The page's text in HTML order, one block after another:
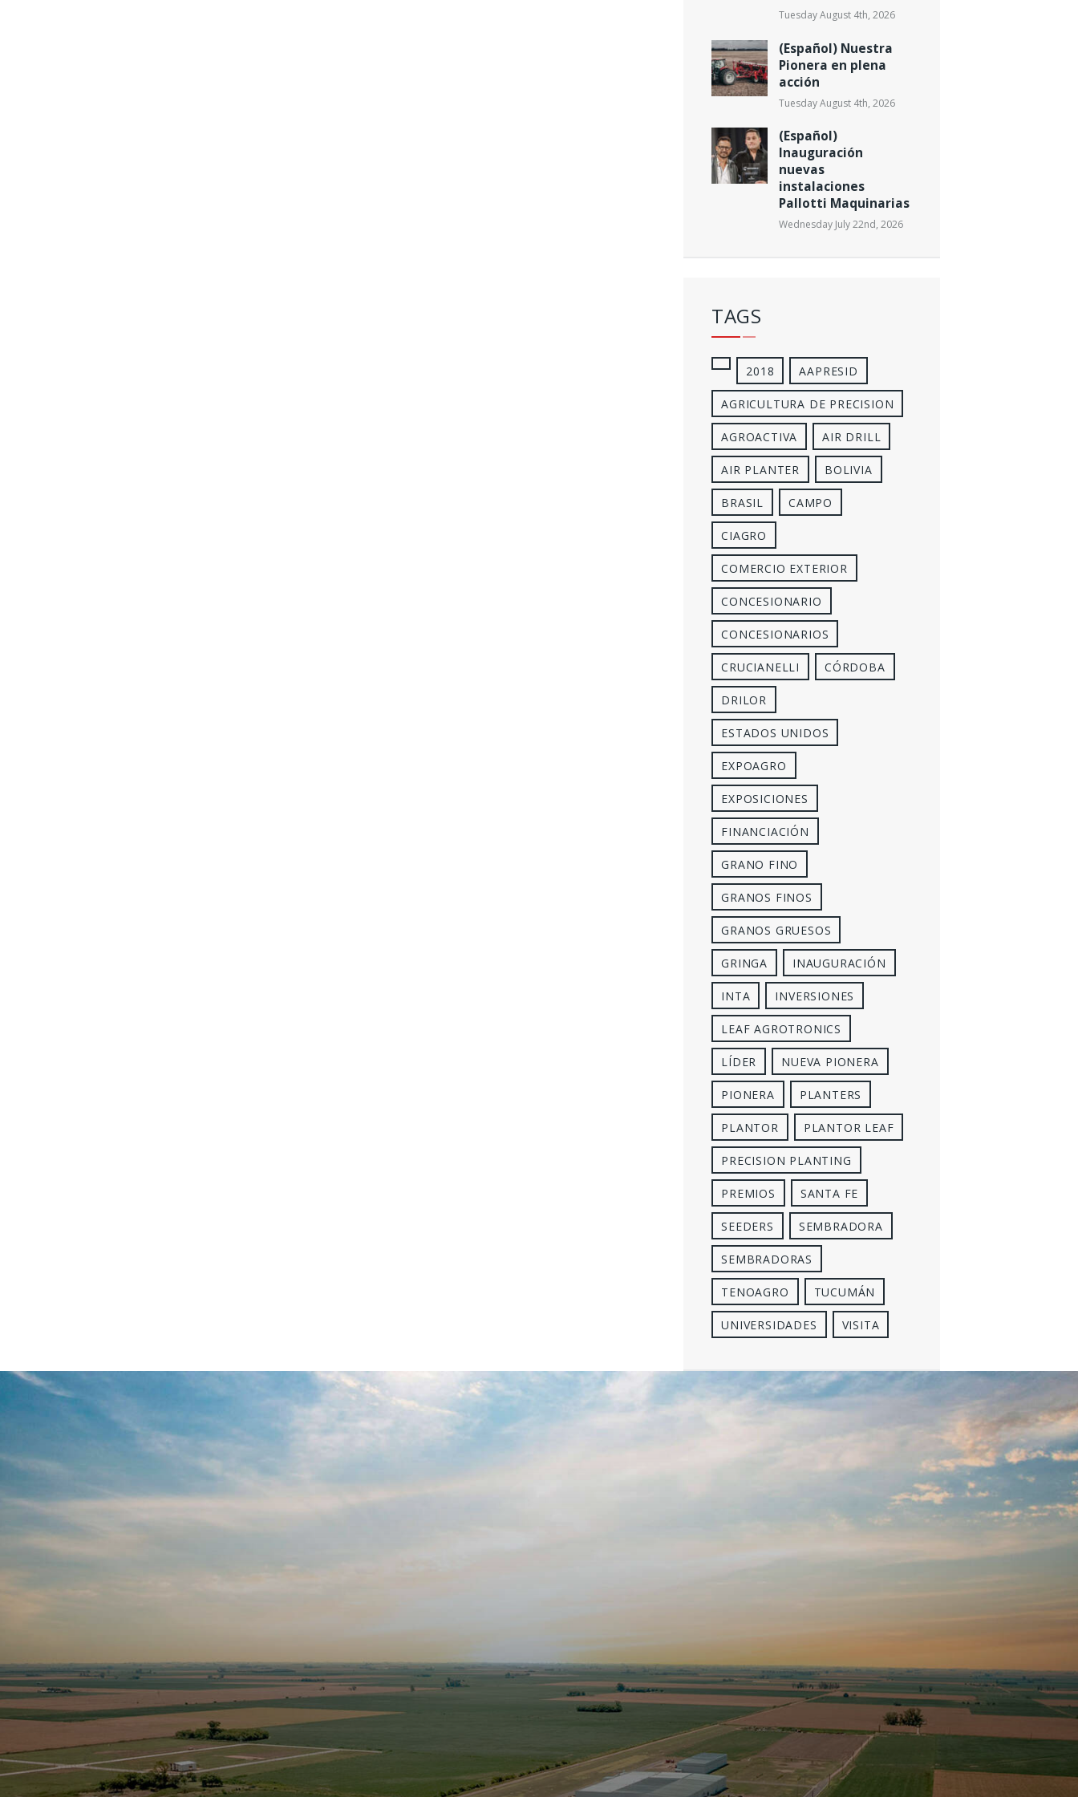
Tuesday August 4th, 2026
(Español) Nuestra
Pionera en plena
acción
Tuesday August 4th, 2026
(Español)
Inauguración
nuevas
instalaciones
Pallotti Maquinarias
Wednesday July 22nd, 2026
TAGS
2018 AAPRESID
AGRICULTURA DE PRECISION
AGROACTIVA AIR DRILL
AIR PLANTER BOLIVIA
BRASIL CAMPO
CIAGRO
COMERCIO EXTERIOR
CONCESIONARIO
CONCESIONARIOS
CRUCIANELLI CÓRDOBA
DRILOR
ESTADOS UNIDOS
EXPOAGRO
EXPOSICIONES
FINANCIACIÓN
GRANO FINO
GRANOS FINOS
GRANOS GRUESOS
GRINGA INAUGURACIÓN
INTA INVERSIONES
LEAF AGROTRONICS
LÍDER NUEVA PIONERA
PIONERA PLANTERS
PLANTOR PLANTOR LEAF
PRECISION PLANTING
PREMIOS SANTA FE
SEEDERS SEMBRADORA
SEMBRADORAS
TENOAGRO TUCUMÁN
UNIVERSIDADES VISITA